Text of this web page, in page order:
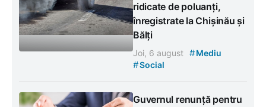
ridicate de poluanți,
înregistrate la Chișinău și
Bălți
Joi, 6 august #Mediu
#Social
Guvernul renunță pentru